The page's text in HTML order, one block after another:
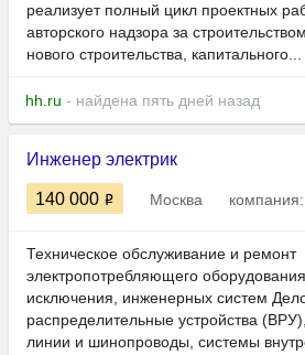
реализует полный цикл проектных
авторского надзора за
нового строительства, капитального...
hh.ru - найдена пять дней назад
Инженер электрик
140 000 Москва компания:
Техническое обслуживание и ремонт
электропотребляющего
исключения, инженерных систем
распределительные устройства
линии и шинопроводы, системы